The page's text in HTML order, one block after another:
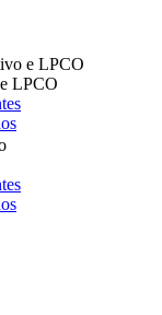
e LPCO
LPCO